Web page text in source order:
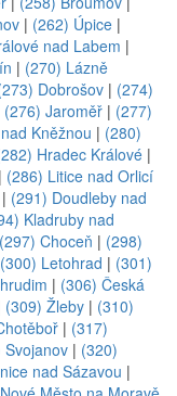
| (262) Úpice |
nad Labem |
| (270) Lázně
Dobrošov | (274)
(276) Jaroměř | (277)
Kněžnou | (280)
Hradec Králové |
| (286) Litice nad Orlicí
| (291) Doudleby nad
Kladruby nad
(297) Choceň | (298)
(300) Letohrad | (301)
| (306) Česká
(309) Žleby | (310)
| (317)
Svojanov | (320)
nad Sázavou |